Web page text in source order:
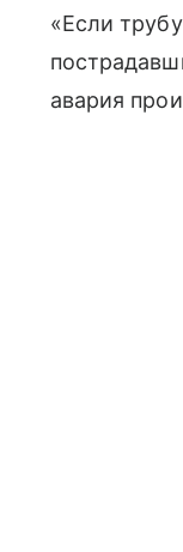
«Если
авария